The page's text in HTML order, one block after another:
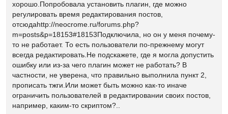
хорошо.Попробовала установить плагин, где можно
регулировать время редактирования постов,
отсюдаhttp://neocrome.ru/forums.php?
m=posts&p=18153#18153Подключила, но он у меня почему-
то не работает. То есть пользователи по-прежнему могут
всегда редактировать.Не подскажете, где я могла допустить
ошибку или из-за чего плагин может не работать? В
частности, не уверена, что правильно выполнила пункт 2,
прописать тжги.Или может быть можно как-то иначе
ограничить пользователей в редактировании своих постов,
например, каким-то скриптом?..